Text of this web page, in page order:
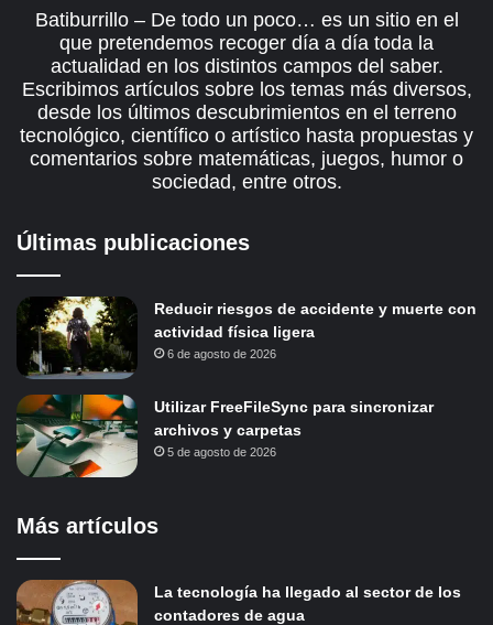
Batiburrillo – De todo un poco… es un sitio en el
que pretendemos recoger día a día toda la
actualidad en los distintos campos del saber.
Escribimos artículos sobre los temas más diversos,
desde los últimos descubrimientos en el terreno
tecnológico, científico o artístico hasta propuestas y
comentarios sobre matemáticas, juegos, humor o
sociedad, entre otros.
Últimas publicaciones
Reducir riesgos de accidente y muerte con
actividad física ligera
6 de agosto de 2026
Utilizar FreeFileSync para sincronizar
archivos y carpetas
5 de agosto de 2026
Más artículos
La tecnología ha llegado al sector de los
contadores de agua